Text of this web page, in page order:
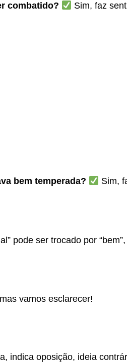
combatido? Sim, faz
bem temperada? Sim,
pode ser trocado por
vamos esclarecer!
indica oposição, ideia